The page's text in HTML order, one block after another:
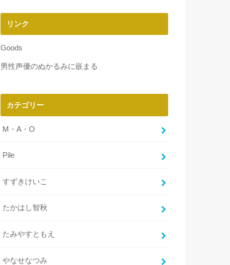
リンク
Goods
男性声優のぬかるみに嵌まる
カテゴリー
M・A・O
Pile
すずきけいこ
たかはし智秋
たみやすともえ
やなせなつみ